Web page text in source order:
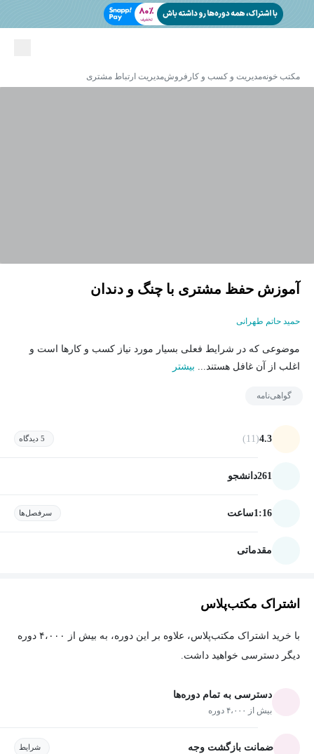
مکتب خونهمدیریت و کسب و کار فروشمدیریت ارتباط مشتری
آموزش حفظ مشتری با چنگ و دندان
حمید حاتم طهرانی
موضوعی که در شرایط فعلی بسیار مورد نیاز کسب و کارها است و
اغلب از آن غافل هستند... بیشتر
گواهی‌نامه
4.3
(11) 5 دیدگاه
261دانشجو
1:16ساعت سرفصل‌ها
مقدماتی
اشتراک مکتب‌پلاس
با خرید اشتراک مکتب‌پلاس، علاوه بر این دوره، به بیش از ۴،۰۰۰ دوره
دیگر دسترسی خواهید داشت.
دسترسی به تمام دوره‌ها
بیش از ۴،۰۰۰ دوره
ضمانت بازگشت وجه شرایط